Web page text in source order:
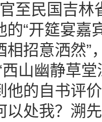
至民国吉林
“开筵宴嘉
招意洒然”
山幽静草
他的自书评
以处我？溯